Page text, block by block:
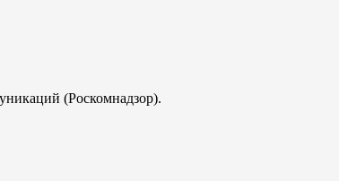
(Роскомнадзор).